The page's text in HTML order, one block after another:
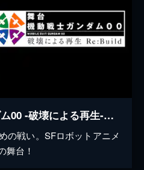
舞台『機動戦士ガンダム00 -破壊による再生-Re:Build』
の戦い。SFロボットアニメ
舞台！